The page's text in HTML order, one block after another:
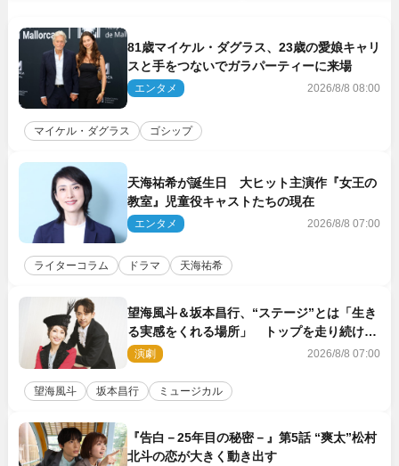
81歳マイケル・ダグラス、23歳の愛娘キャリ
スと手をつないでガラパーティーに来場
エンタメ 2026/8/8 08:00
マイケル・ダグラス ゴシップ
天海祐希が誕生日 大ヒット主演作『女王の
教室』児童役キャストたちの現在
エンタメ 2026/8/8 07:00
ライターコラム ドラマ 天海祐希
望海風斗＆坂本昌行、“ステージ”とは「生き
る実感をくれる場所」 トップを走り続ける
原動力を語る
演劇 2026/8/8 07:00
望海風斗 坂本昌行 ミュージカル
『告白－25年目の秘密－』第5話 “爽太”松村
北斗の恋が大きく動き出す